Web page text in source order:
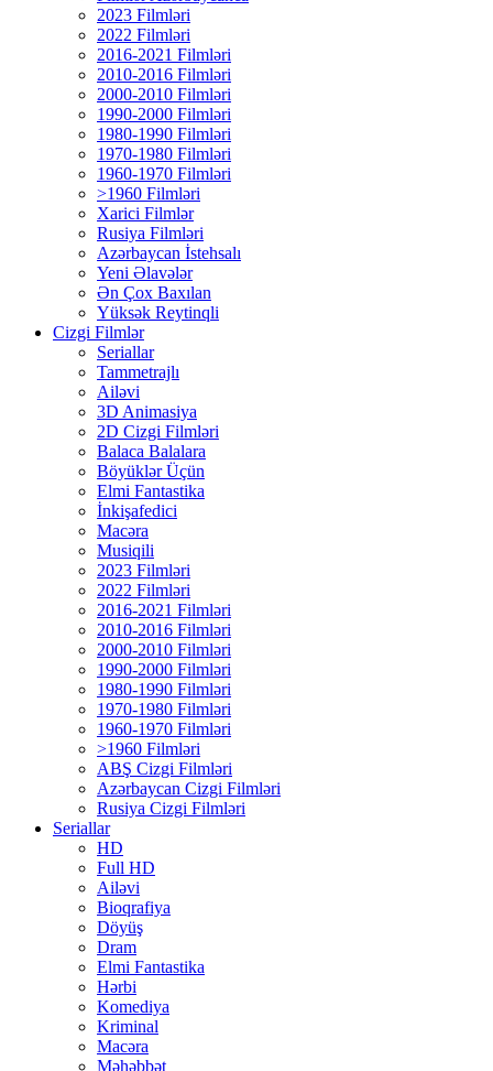
2023 Filmləri
2022 Filmləri
2016-2021 Filmləri
2010-2016 Filmləri
2000-2010 Filmləri
1990-2000 Filmləri
1980-1990 Filmləri
1970-1980 Filmləri
1960-1970 Filmləri
>1960 Filmləri
Xarici Filmlər
Rusiya Filmləri
Azərbaycan İstehsalı
Yeni Əlavələr
Ən Çox Baxılan
Yüksək Reytinqli
Cizgi Filmlər
Seriallar
Tammetrajlı
Ailəvi
3D Animasiya
2D Cizgi Filmləri
Balaca Balalara
Böyüklər Üçün
Elmi Fantastika
İnkişafedici
Macəra
Musiqili
2023 Filmləri
2022 Filmləri
2016-2021 Filmləri
2010-2016 Filmləri
2000-2010 Filmləri
1990-2000 Filmləri
1980-1990 Filmləri
1970-1980 Filmləri
1960-1970 Filmləri
>1960 Filmləri
ABŞ Cizgi Filmləri
Azərbaycan Cizgi Filmləri
Rusiya Cizgi Filmləri
Seriallar
HD
Full HD
Ailəvi
Bioqrafiya
Döyüş
Dram
Elmi Fantastika
Hərbi
Komediya
Kriminal
Macəra
Məhəbbət